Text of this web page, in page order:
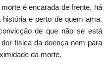
é encarada de frente, há
e perto de quem ama.
de que não se está
física da doença nem para
da morte.